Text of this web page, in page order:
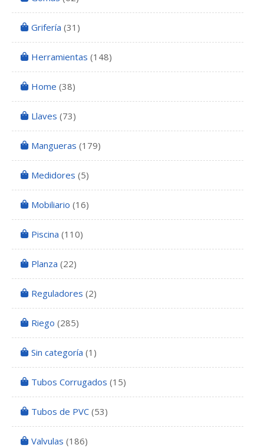
Grifería (31)
Herramientas (148)
Home (38)
Llaves (73)
Mangueras (179)
Medidores (5)
Mobiliario (16)
Piscina (110)
Planza (22)
Reguladores (2)
Riego (285)
Sin categoría (1)
Tubos Corrugados (15)
Tubos de PVC (53)
Valvulas (186)